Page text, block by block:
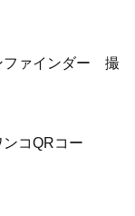
ファインダー 撮
ンコQRコー